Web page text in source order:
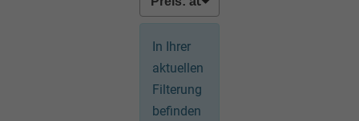
In Ihrer
aktuellen
Filterung
befinden